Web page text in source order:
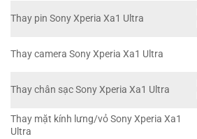
Thay pin Sony Xperia Xa1 Ultra
Thay camera Sony Xperia Xa1 Ultra
Thay chân sạc Sony Xperia Xa1 Ultra
Thay mặt kính lưng/vỏ Sony Xperia Xa1
Ultra